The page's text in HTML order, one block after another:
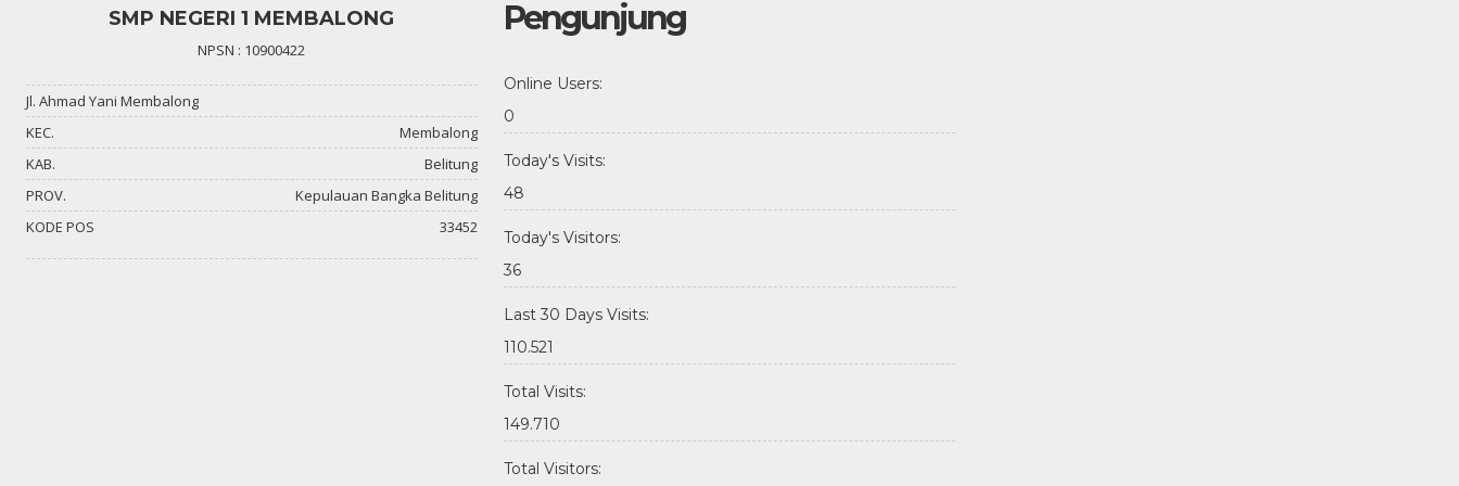
SMP NEGERI 1 MEMBALONG
NPSN : 10900422
Jl. Ahmad Yani Membalong
KEC.
Membalong
KAB.
Belitung
PROV.
Kepulauan Bangka Belitung
KODE POS
33452
Pengunjung
Online Users:
0
Today's Visits:
48
Today's Visitors:
36
Last 30 Days Visits:
110.521
Total Visits:
149.710
Total Visitors: